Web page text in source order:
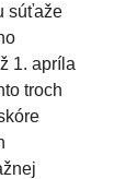
súťaže
1. apríla
troch